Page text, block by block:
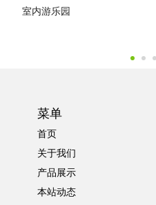
室内游乐园
菜单
首页
关于我们
产品展示
本站动态